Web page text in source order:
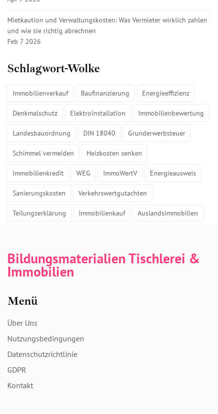
Mietkaution und Verwaltungskosten: Was Vermieter wirklich zahlen
und wie sie richtig abrechnen
Feb 7 2026
Schlagwort-Wolke
Immobilienverkauf Baufinanzierung Energieeffizienz
Denkmalschutz Elektroinstallation Immobilienbewertung
Landesbauordnung DIN 18040 Grunderwerbsteuer
Schimmel vermeiden Heizkosten senken
Immobilienkredit WEG ImmoWertV Energieausweis
Sanierungskosten Verkehrswertgutachten
Teilungserklärung Immobilienkauf Auslandsimmobilien
Bildungsmaterialien Tischlerei &
Immobilien
Menü
Über Uns
Nutzungsbedingungen
Datenschutzrichtlinie
GDPR
Kontakt